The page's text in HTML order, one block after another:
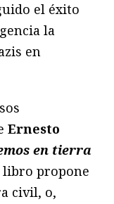
el éxito
la
en
Ernesto
en tierra
libro propone
civil, o,